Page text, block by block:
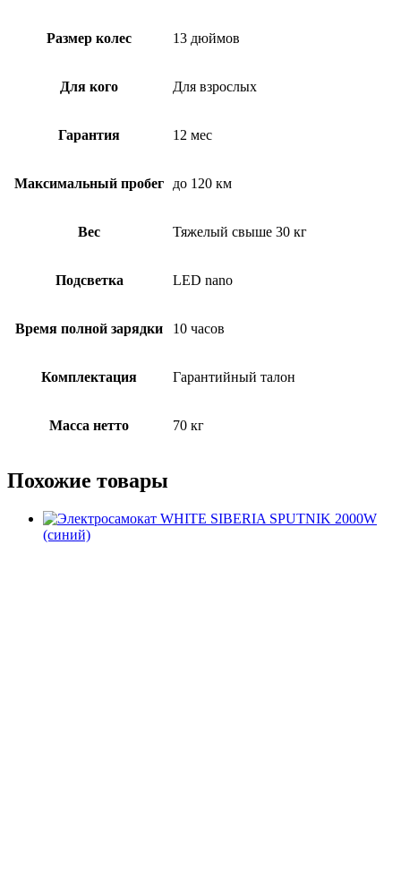
Размер колес 13 дюймов
Для кого Для взрослых
Гарантия 12 мес
Максимальный пробег до 120 км
Вес Тяжелый свыше 30 кг
Подсветка LED nano
Время полной зарядки 10 часов
Комплектация Гарантийный талон
Масса нетто 70 кг
Похожие товары